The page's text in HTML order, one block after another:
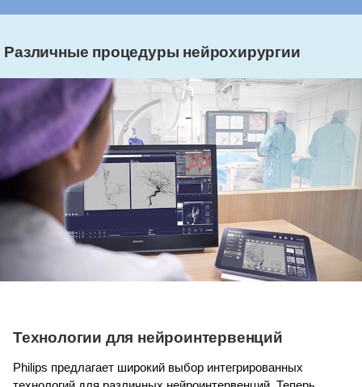
Различные процедуры нейрохирургии
Технологии для нейроинтервенций
Philips предлагает широкий выбор интегрированных